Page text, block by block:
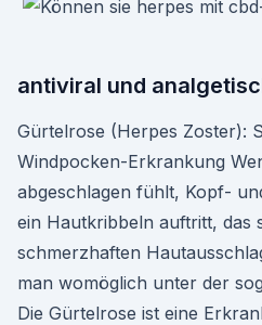
antiviral und
Gürtelrose (Herpes Zoster):
Windpocken-Erkrankung
abgeschlagen fühlt, Kopf-
ein Hautkribbeln auftritt, das
schmerzhaften
man womöglich unter der
Die Gürtelrose ist eine